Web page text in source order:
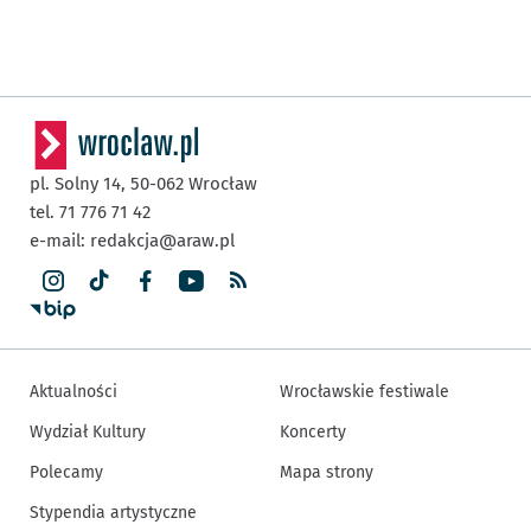
pl. Solny 14, 50-062 Wrocław
tel. 71 776 71 42
e-mail: redakcja@araw.pl
Aktualności
Wydział Kultury
Polecamy
Stypendia artystyczne
Wrocławskie festiwale
Koncerty
Mapa strony